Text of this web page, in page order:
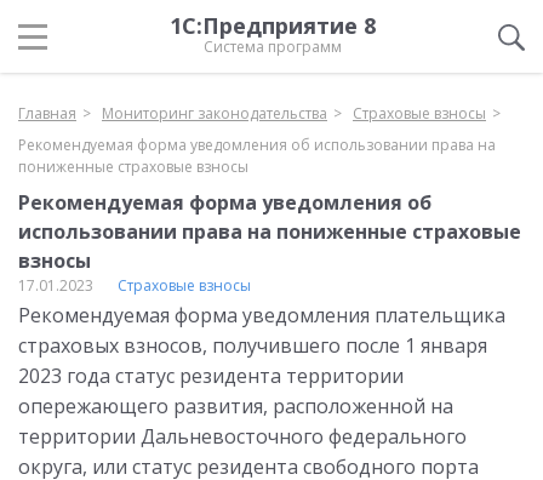
1С:Предприятие 8
Система программ
Главная Мониторинг законодательства
Страховые взносы
Рекомендуемая форма уведомления об использовании права на
пониженные страховые взносы
Рекомендуемая форма уведомления об
использовании права на пониженные страховые
взносы
17.01.2023 Страховые взносы
Рекомендуемая форма уведомления плательщика
страховых взносов, получившего после 1 января
2023 года статус резидента территории
опережающего развития, расположенной на
территории Дальневосточного федерального
округа, или статус резидента свободного порта